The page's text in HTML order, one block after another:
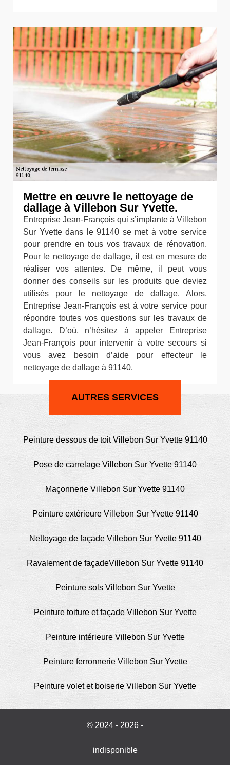
Mettre en œuvre le nettoyage de
dallage à Villebon Sur Yvette.
Entreprise Jean-François qui s’implante à Villebon
Sur Yvette dans le 91140 se met à votre service
pour prendre en tous vos travaux de rénovation.
Pour le nettoyage de dallage, il est en mesure de
réaliser vos attentes. De même, il peut vous
donner des conseils sur les produits que deviez
utilisés pour le nettoyage de dallage. Alors,
Entreprise Jean-François est à votre service pour
répondre toutes vos questions sur les travaux de
dallage. D’où, n’hésitez à appeler Entreprise
Jean-François pour intervenir à votre secours si
vous avez besoin d’aide pour effecteur le
nettoyage de dallage à 91140.
AUTRES SERVICES
Peinture dessous de toit Villebon Sur Yvette 91140
Pose de carrelage Villebon Sur Yvette 91140
Maçonnerie Villebon Sur Yvette 91140
Peinture extérieure Villebon Sur Yvette 91140
Nettoyage de façade Villebon Sur Yvette 91140
Ravalement de façadeVillebon Sur Yvette 91140
Peinture sols Villebon Sur Yvette
Peinture toiture et façade Villebon Sur Yvette
Peinture intérieure Villebon Sur Yvette
Peinture ferronnerie Villebon Sur Yvette
Peinture volet et boiserie Villebon Sur Yvette
© 2024 - 2026 -
indisponible